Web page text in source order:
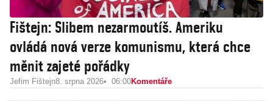
Fištejn: Slibem nezarmoutíš. Ameriku
ovládá nová verze komunismu, která chce
měnit zajeté pořádky
Jefim Fištejn8. srpna 2026 06:00Komentáře